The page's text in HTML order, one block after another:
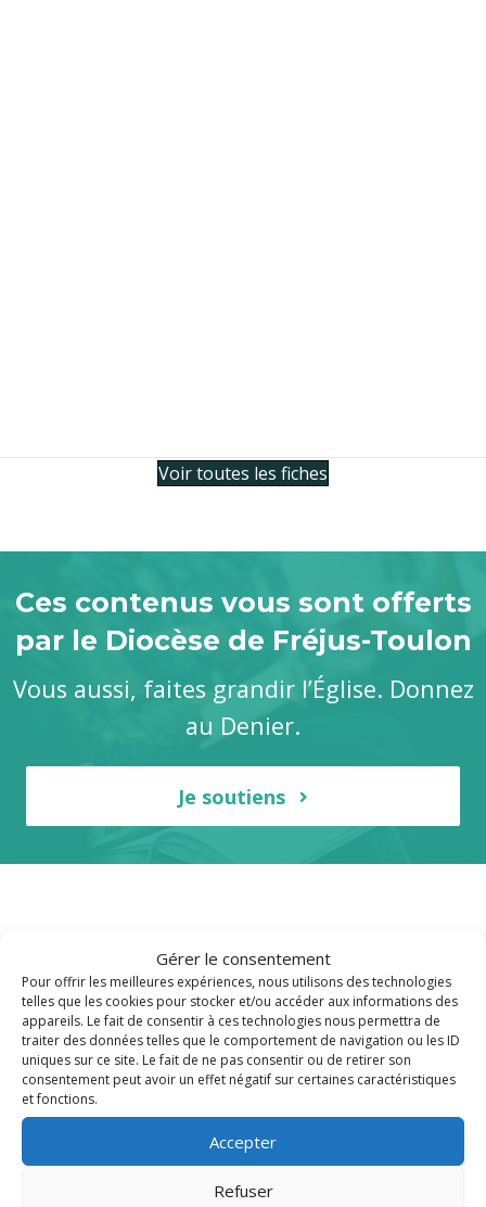
Gérer le consentement
Pour offrir les meilleures expériences, nous utilisons des technologies
telles que les cookies pour stocker et/ou accéder aux informations des
appareils. Le fait de consentir à ces technologies nous permettra de
traiter des données telles que le comportement de navigation ou les ID
uniques sur ce site. Le fait de ne pas consentir ou de retirer son
consentement peut avoir un effet négatif sur certaines caractéristiques
et fonctions.
Accepter
Refuser
Voir toutes les fiches
Ces contenus vous sont offerts
par le Diocèse de Fréjus-Toulon
Vous aussi, faites grandir l’Église. Donnez
au Denier.
Je soutiens
Publications récentes